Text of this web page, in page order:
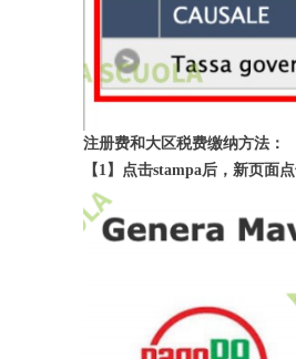
注册费和大区税费缴纳方法：
【1】点击stampa后，新页面